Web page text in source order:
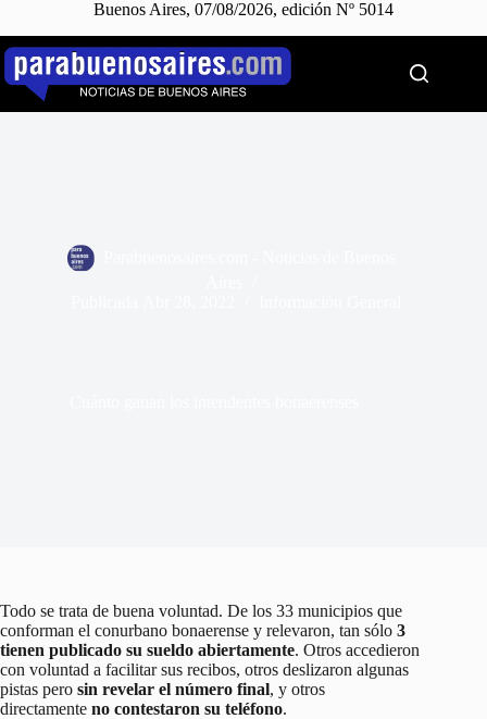
Buenos Aires, 07/08/2026, edición Nº 5014
Saltar
contenido
Todo se trata de buena voluntad. De los 33 municipios que
conforman el conurbano bonaerense y relevaron, tan sólo 3
tienen publicado su sueldo abiertamente. Otros accedieron
con voluntad a facilitar sus recibos, otros deslizaron algunas
pistas pero sin revelar el número final, y otros
directamente no contestaron su teléfono.